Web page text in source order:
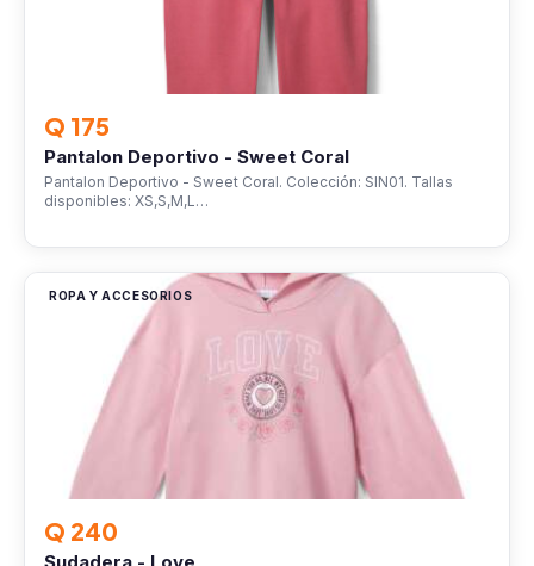
Q 175
Pantalon Deportivo - Sweet Coral
Pantalon Deportivo - Sweet Coral. Colección: SIN01. Tallas
disponibles: XS,S,M,L…
ROPA Y ACCESORIOS
Q 240